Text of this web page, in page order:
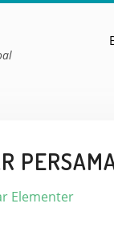
Elementer